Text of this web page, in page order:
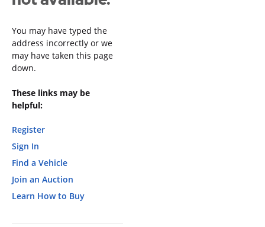
You may have typed the
address incorrectly or we
may have taken this page
down.
These links may be
helpful:
Register
Sign In
Find a Vehicle
Join an Auction
Learn How to Buy